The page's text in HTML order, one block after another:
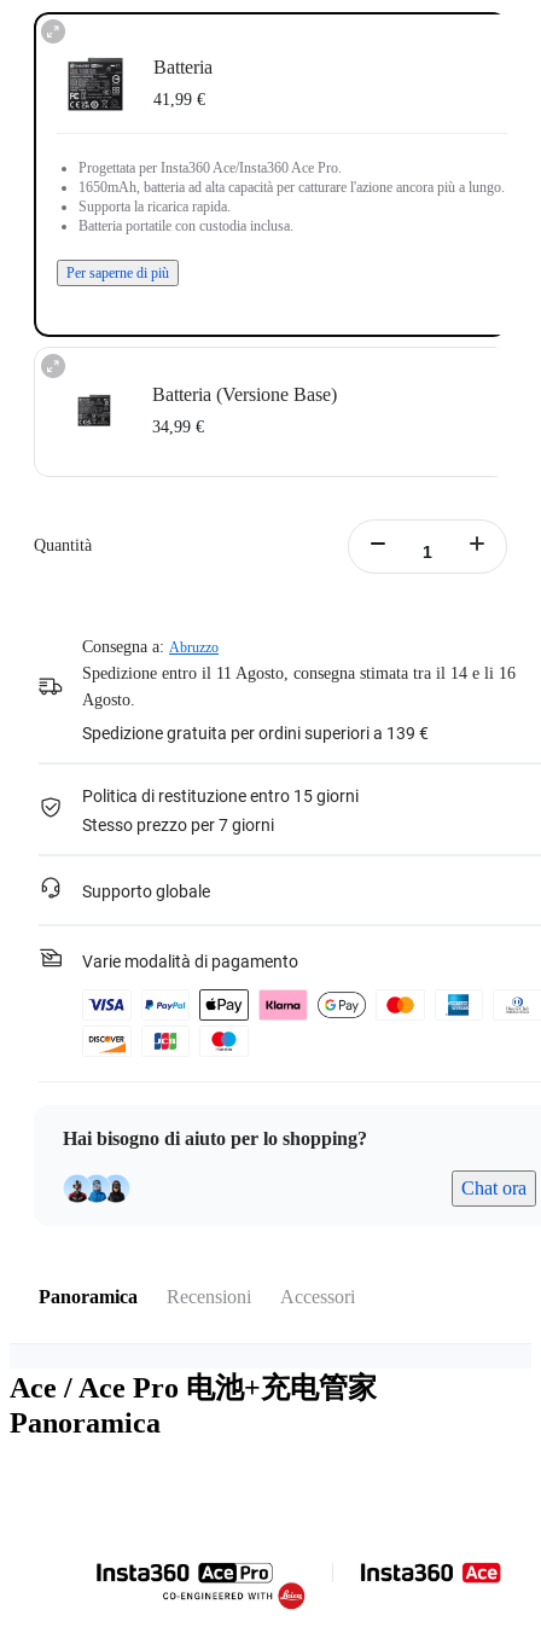
Batteria
41,99 €
Progettata per Insta360 Ace/Insta360 Ace Pro.
1650mAh, batteria ad alta capacità per catturare l'azione ancora più a lungo.
Supporta la ricarica rapida.
Batteria portatile con custodia inclusa.
Per saperne di più
Batteria (Versione Base)
34,99 €
Batteria portatile con custodia inclusa.
Quantità
Consegna a: Abruzzo
Spedizione entro il 11 Agosto, consegna stimata tra il 14 e li 16
Agosto.
Spedizione gratuita per ordini superiori a 139 €
Politica di restituzione entro 15 giorni
Stesso prezzo per 7 giorni
Supporto globale
Varie modalità di pagamento
Hai bisogno di aiuto per lo shopping?
Chat ora
Panoramica Recensioni Accessori
Ace / Ace Pro 电池+充电管家
Panoramica